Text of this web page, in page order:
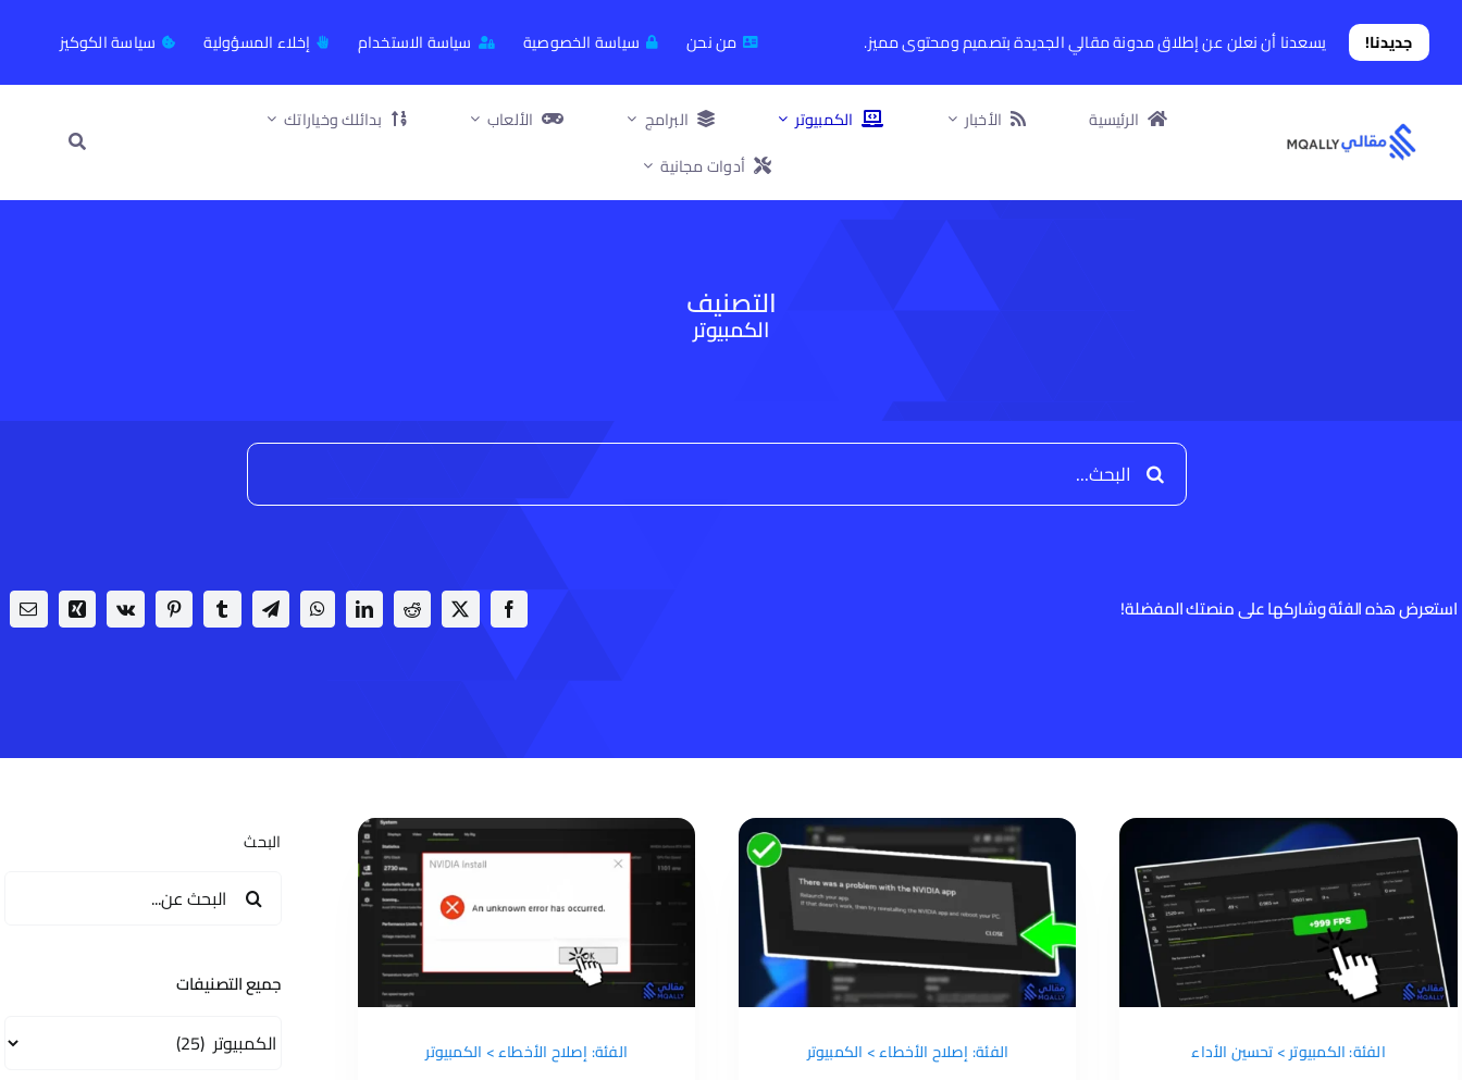
content
جديدنا! يسعدنا أن نعلن عن إطلاق مدونة مقالي الجديدة بتصميم ومحتوى مميز. من نحن سياسة الخصوصية سياسة الاستخدام إخلاء المسؤولية سياسة الكوكيز
الرئيسية الأخبار الكمبيوتر البرامج الألعاب
بدائلك وخياراتك
أدوات مجانية
التصنيف
الكمبيوتر
البحث
عن:
استعرض هذه الفئة وشاركها على منصتك المفضلة!
الفئة: الكمبيوتر > تحسين الأداء الفئة: إصلاح الأخطاء > الكمبيوتر الفئة: إصلاح الأخطاء > الكمبيوتر
البحث
البحث
عن:
جميع التصنيفات
جميع
التصنيفات